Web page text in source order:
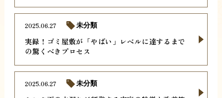
実録！ゴミ屋敷が「やばい」レベルに達するまで
の驚くべきプロセス
2025.06.27 未分類
2025.06.27 未分類